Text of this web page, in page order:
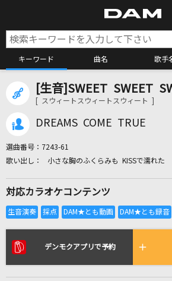
キーワード 曲名 歌手
カラオケ検索
全国りれき
リアルタイムで歌われている
[生音]SWEET SWEET
[ スウィートスウィートスウィート ]
DREAMS COME TRUE
選曲番号： 7243-61
小さな胸のふくらみも KISSで濡れた
対応カラオケコンテンツ
デンモクアプリで予約